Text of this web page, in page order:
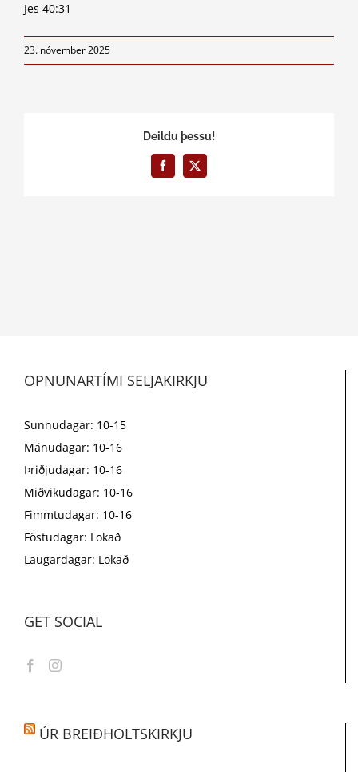
Jes 40:31
23. nóvember 2025
Deildu þessu!
Facebook
X
OPNUNARTÍMI SELJAKIRKJU
Sunnudagar: 10-15
Mánudagar: 10-16
Þriðjudagar: 10-16
Miðvikudagar: 10-16
Fimmtudagar: 10-16
Föstudagar: Lokað
Laugardagar: Lokað
GET SOCIAL
ÚR BREIÐHOLTSKIRKJU